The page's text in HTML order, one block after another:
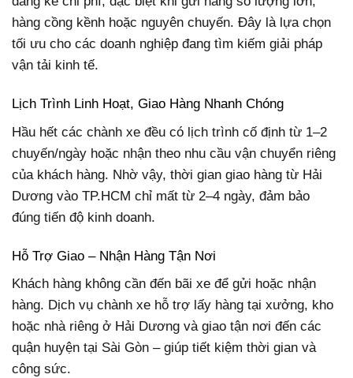
hàng cồng kềnh hoặc nguyên chuyến. Đây là lựa chọn
tối ưu cho các doanh nghiệp đang tìm kiếm giải pháp
vận tải kinh tế.
Lịch Trình Linh Hoạt, Giao Hàng Nhanh Chóng
Hầu hết các chành xe đều có lịch trình cố định từ 1–2
chuyến/ngày hoặc nhận theo nhu cầu vận chuyển riêng
của khách hàng. Nhờ vậy, thời gian giao hàng từ Hải
Dương vào TP.HCM chỉ mất từ 2–4 ngày, đảm bảo
đúng tiến độ kinh doanh.
Hỗ Trợ Giao – Nhận Hàng Tận Nơi
Khách hàng không cần đến bãi xe để gửi hoặc nhận
hàng. Dịch vụ chành xe hỗ trợ lấy hàng tại xưởng, kho
hoặc nhà riêng ở Hải Dương và giao tận nơi đến các
quận huyện tại Sài Gòn – giúp tiết kiệm thời gian và
công sức.